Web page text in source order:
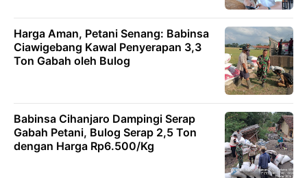
Harga Aman, Petani Senang: Babinsa
Ciawigebang Kawal Penyerapan 3,3
Ton Gabah oleh Bulog
Babinsa Cihanjaro Dampingi Serap
Gabah Petani, Bulog Serap 2,5 Ton
dengan Harga Rp6.500/Kg